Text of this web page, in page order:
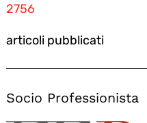
2756
articoli pubblicati
Socio Professionista